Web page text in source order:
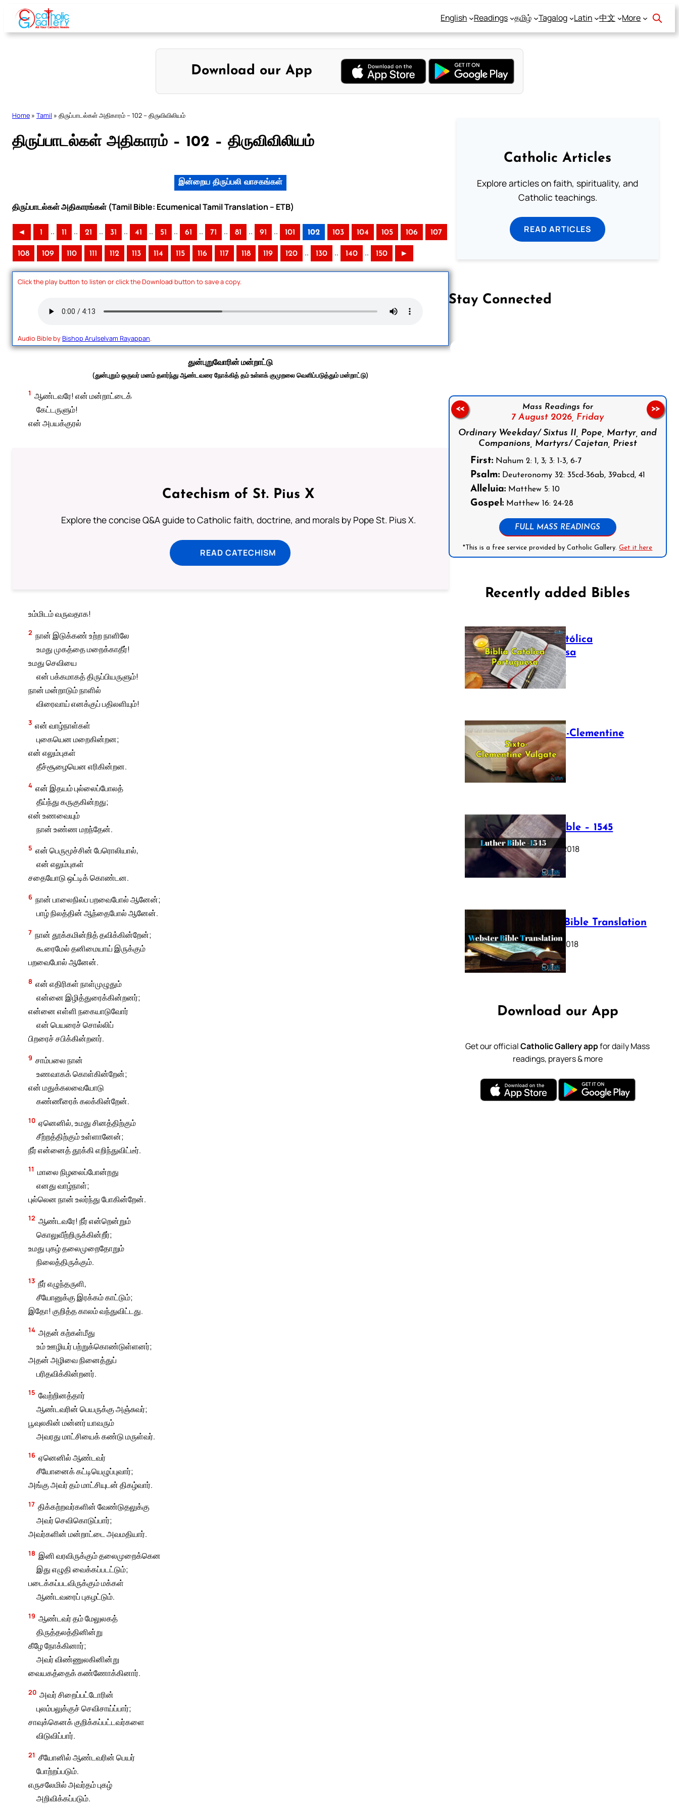
Skip
content
English Readings தமிழ் Tagalog Latin 中文 More
Download our App
Home » Tamil » திருப்பாடல்கள் அதிகாரம் – 102 – திருவிவிலியம்
திருப்பாடல்கள் அதிகாரம் – 102 – திருவிவிலியம்
இன்றைய திருப்பலி வாசகங்கள்
திருப்பாடல்கள் அதிகாரங்கள் (Tamil Bible: Ecumenical Tamil Translation – ETB)
◄ 1 .. 11 .. 21 .. 31 .. 41 .. 51 .. 61 .. 71 .. 81 .. 91 .. 101 102 103 104 105 106 107
108 109 110 111 112 113 114 115 116 117 118 119 120 .. 130 .. 140 .. 150 ►
Click the play button to listen or click the Download button to save a copy.
Audio Bible byBishop Arulselvam Rayappan.
துன்புறுவோரின் மன்றாட்டு
(துன்புறும் ஒருவர் மனம் தளர்ந்து ஆண்டவரை நோக்கித் தம் உள்ளக் குமுறலை வெளிப்படுத்தும் மன்றாட்டு)
1 ஆண்டவரே! என் மன்றாட்டைக்
கேட்டருளும்!
என் அபயக்குரல்
Catechism of St. Pius X
Explore the concise Q&A guide to Catholic faith, doctrine, and morals by Pope St. Pius X.
READ CATECHISM
உம்மிடம் வருவதாக!
2 நான் இடுக்கண் உற்ற நாளிலே
உமது முகத்தை மறைக்காதீர்!
உமது செவியை
என் பக்கமாகத் திருப்பியருளும்!
நான் மன்றாடும் நாளில்
விரைவாய் எனக்குப் பதிலளியும்!
3 என் வாழ்நாள்கள்
புகையென மறைகின்றன;
என் எலும்புகள்
தீச்சூழையென எரிகின்றன.
4 என் இதயம் புல்லைப்போலத்
தீய்ந்து கருகுகின்றது;
என் உணவையும்
நான் உண்ண மறந்தேன்.
5 என் பெருமூச்சின் பேரொலியால்,
என் எலும்புகள்
சதையோடு ஒட்டிக் கொண்டன.
6 நான் பாலைநிலப் பறவைபோல் ஆனேன்;
பாழ் நிலத்தின் ஆந்தைபோல் ஆனேன்.
7 நான் தூக்கமின்றித் தவிக்கின்றேன்;
கூரைமேல் தனிமையாய் இருக்கும்
பறவைபோல் ஆனேன்.
8 என் எதிரிகள் நாள்முழுதும்
என்னை இழித்துரைக்கின்றனர்;
என்னை எள்ளி நகையாடுவோர்
என் பெயரைச் சொல்லிப்
பிறரைச் சபிக்கின்றனர்.
9 சாம்பலை நான்
உணவாகக் கொள்கின்றேன்;
என் மதுக்கலவையோடு
கண்ணீரைக் கலக்கின்றேன்.
10 ஏனெனில், உமது சினத்திற்கும்
சீற்றத்திற்கும் உள்ளானேன்;
நீர் என்னைத் தூக்கி எறிந்துவிட்டீர்.
11 மாலை நிழலைப்போன்றது
எனது வாழ்நாள்;
புல்லென நான் உலர்ந்து போகின்றேன்.
12 ஆண்டவரே! நீர் என்றென்றும்
கொலுவீற்றிருக்கின்றீர்;
உமது புகழ் தலைமுறைதோறும்
நிலைத்திருக்கும்.
13 நீர் எழுந்தருளி,
சீயோனுக்கு இரக்கம் காட்டும்;
இதோ! குறித்த காலம் வந்துவிட்டது.
14 அதன் கற்கள்மீது
உம் ஊழியர் பற்றுக்கொண்டுள்ளனர்;
அதன் அழிவை நினைத்துப்
பரிதவிக்கின்றனர்.
15 வேற்றினத்தார்
ஆண்டவரின் பெயருக்கு அஞ்சுவர்;
பூவுலகின் மன்னர் யாவரும்
அவரது மாட்சியைக் கண்டு மருள்வர்.
16 ஏனெனில் ஆண்டவர்
சீயோனைக் கட்டியெழுப்புவார்;
அங்கு அவர் தம் மாட்சியுடன் திகழ்வார்.
17 திக்கற்றவர்களின் வேண்டுதலுக்கு
அவர் செவிகொடுப்பார்;
அவர்களின் மன்றாட்டை அவமதியார்.
18 இனி வரவிருக்கும் தலைமுறைக்கென
இது எழுதி வைக்கப்படட்டும்;
படைக்கப்படவிருக்கும் மக்கள்
ஆண்டவரைப் புகழட்டும்.
19 ஆண்டவர் தம் மேலுலகத்
திருத்தலத்தினின்று
கீழே நோக்கினார்;
அவர் விண்ணுலகினின்று
வையகத்தைக் கண்ணோக்கினார்.
20 அவர் சிறைப்பட்டோரின்
புலம்பலுக்குச் செவிசாய்ப்பார்;
சாவுக்கெனக் குறிக்கப்பட்டவர்களை
விடுவிப்பார்.
21 சீயோனில் ஆண்டவரின் பெயர்
போற்றப்படும்.
எருசலேமில் அவர்தம் புகழ்
அறிவிக்கப்படும்.
Catholic Articles
Explore articles on faith, spirituality, and
Catholic teachings.
READ ARTICLES
Stay Connected
Follow us on Facebook
Mass Readings for
7 August 2026, Friday
Ordinary Weekday/ Sixtus II, Pope, Martyr, and
Companions, Martyrs/ Cajetan, Priest
First:Nahum 2: 1, 3; 3: 1-3, 6-7
Psalm:Deuteronomy 32: 35cd-36ab, 39abcd, 41
Alleluia:Matthew 5: 10
Gospel:Matthew 16: 24-28
FULL MASS READINGS
*This is a free service provided by Catholic Gallery.Get it here
<< >>
Recently added Bibles
Bíblia Católica
Portuguesa
July 16, 2025
The Sixto-Clementine
Vulgate
July 12, 2025
Luther Bible – 1545
October 17, 2018
Webster Bible Translation
October 11, 2018
Download our App
Get our officialCatholic Gallery appfor daily Mass
readings, prayers & more